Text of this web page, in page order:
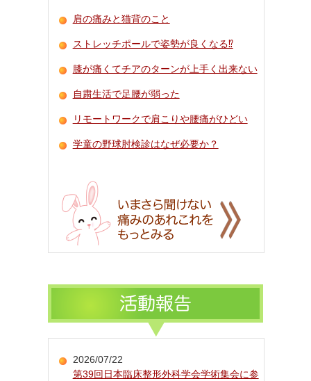
肩の痛みと猫背のこと
ストレッチポールで姿勢が良くなる⁉
膝が痛くてチアのターンが上手く出来ない
自粛生活で足腰が弱った
リモートワークで肩こりや腰痛がひどい
学童の野球肘検診はなぜ必要か？
2026/07/22
第39回日本臨床整形外科学会学術集会に参